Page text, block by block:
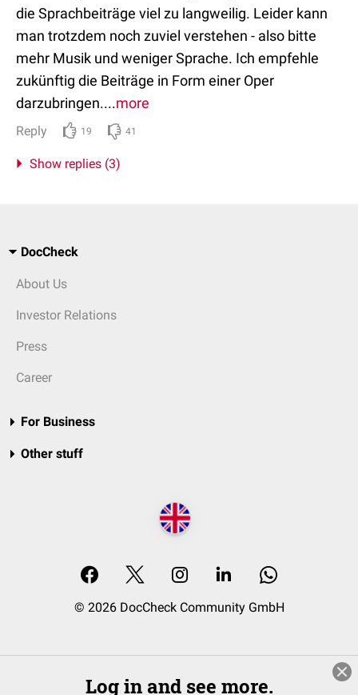
die Sprachbeiträge viel zu langweilig. Leider kann
man trotzdem noch zuviel verstehen - also bitte
mehr Musik und weniger Sprache. Ich empfehle
zukünftig die Beiträge in Form einer Oper
darzubringen....more
Reply 19 41
Show replies (3)
DocCheck
About Us
Investor Relations
Press
Career
For Business
Other stuff
© 2026 DocCheck Community GmbH
Log in and see more.